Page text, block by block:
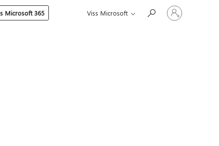
Microsoft 365 Viss Microsoft
Pierakstieties
savā
kontā